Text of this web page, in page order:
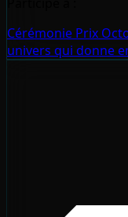
Cérémonie Prix
univers qui donne